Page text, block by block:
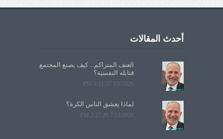
أحدث المقالات
العنف المتراكم... كيف يصنع المجتمع
قنابله النفسية؟
8/9/2026 4:11:57 PM
لماذا يعشق الناس الكرة؟
7/13/2026 2:27:26 PM